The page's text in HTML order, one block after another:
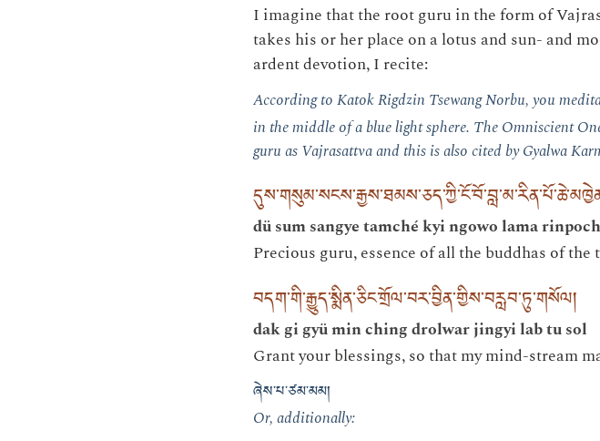
I imagine that the root guru in the form of
takes his or her place on a lotus and sun- and
ardent devotion, I recite:
According to Katok Rigdzin Tsewang Norbu, you
in the middle of a blue light sphere. The Omniscient
guru as Vajrasattva and this is also cited by Gyalwa
dü sum sangye tamché kyi ngowo lama
Precious guru, essence of all the buddhas of the
བདག་གི་རྒྱུད་སྨིན་ཅིང་གྲོལ་བར་བྱིན་གྱིས་བརླབ་ཏུ་གསོལ།
dak gi gyü min ching drolwar jingyi lab tu sol
Grant your blessings, so that my mind-stream
ཞེས་པ་ཙམ་མམ།
Or, additionally: